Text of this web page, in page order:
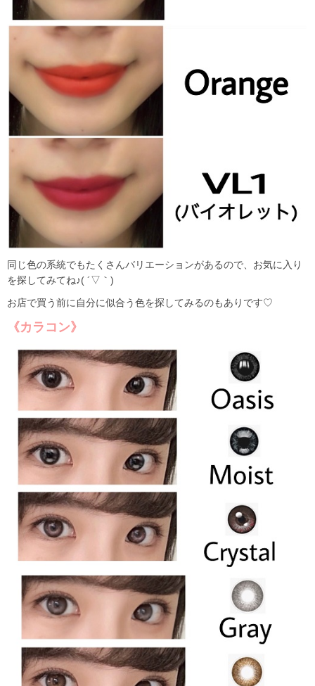
同じ色の系統でもたくさんバリエーションがあるので、お気に入り
を探してみてね♪( ´▽｀)
お店で買う前に自分に似合う色を探してみるのもありです♡
《カラコン》